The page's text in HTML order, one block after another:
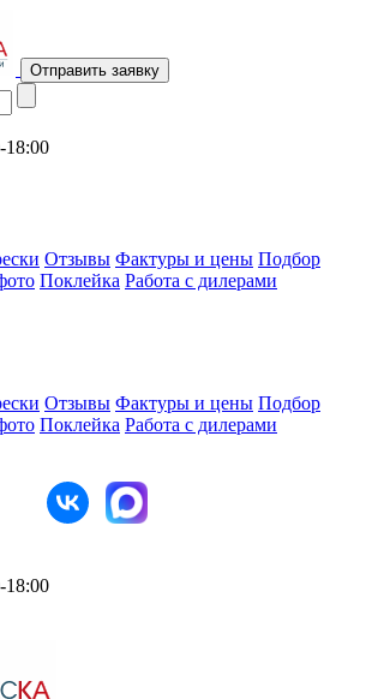
Отправить заявку
18:00
Отзывы Фактуры и цены Подбор
Поклейка Работа с дилерами
Отзывы Фактуры и цены Подбор
Поклейка Работа с дилерами
18:00